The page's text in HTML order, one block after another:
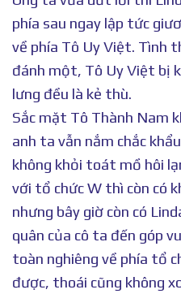
phía sau ngay lập tức
về phía Tô Uy Việt. Tình
đánh một, Tô Uy Việt bị
lưng đều là kẻ thù.
Sắc mặt Tô Thành Nam
anh ta vẫn nắm chắc
không khỏi toát mồ hôi
với tổ chức W thì còn có
nhưng bây giờ còn có
quân của cô ta đến góp
toàn nghiêng về phía tổ
được, thoái cũng không